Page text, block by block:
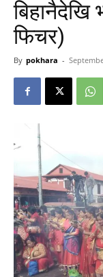
फिचर)
By pokhara -